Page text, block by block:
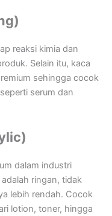
reaksi kimia dan
Selain itu, kaca
sehingga cocok
serum dan
dalam industri
ringan, tidak
lebih rendah. Cocok
lotion, toner, hingga